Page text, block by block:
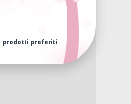
prodotti preferiti